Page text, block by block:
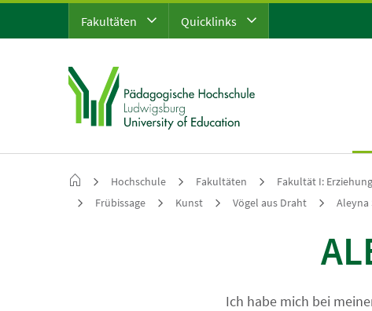
Fakultäten Quicklinks
Hochschule Fakultäten Fakultät I:
Frübissage
Kunst Vögel aus Draht Aleyna
Ich habe mich bei